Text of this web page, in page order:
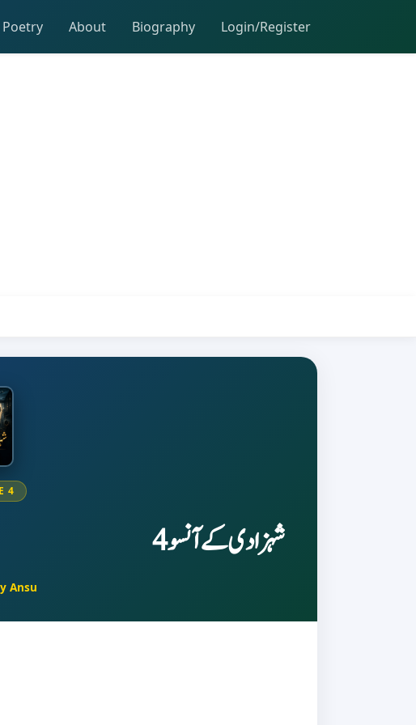
Poetry About Biography Login/Register
4
شہزادی کے آنسو 4
Ansu